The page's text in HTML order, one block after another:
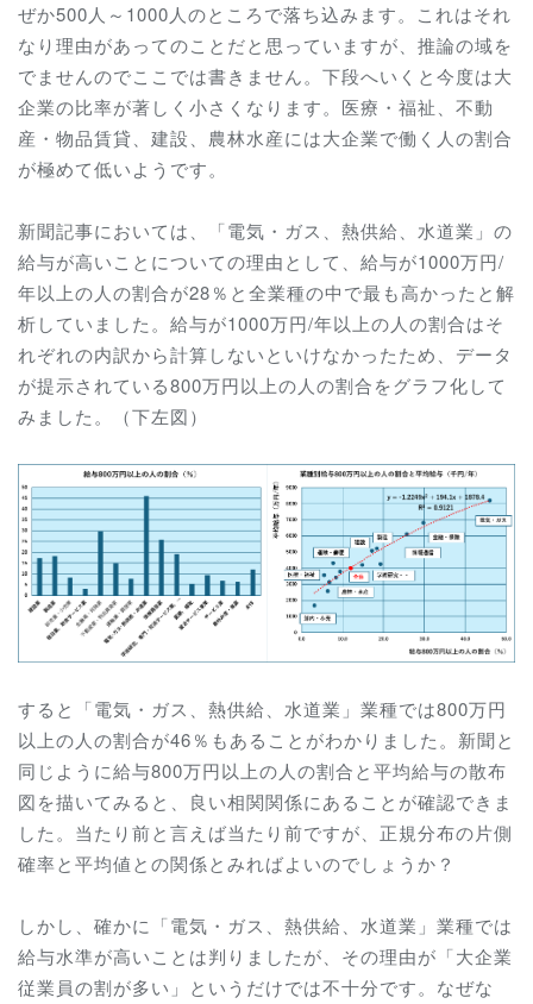
ぜか500人～1000人のところで落ち込みます。これはそれ
なり理由があってのことだと思っていますが、推論の域を
でませんのでここでは書きません。下段へいくと今度は大
企業の比率が著しく小さくなります。医療・福祉、不動
産・物品賃貸、建設、農林水産には大企業で働く人の割合
が極めて低いようです。
新聞記事においては、
「電気・ガス、熱供給、水道業」の
給与が高いことについての理由として、給与が1000万円/
年以上の人の割合が28％と全業種の中で最も高かったと解
析していました。 給与が1000万円/年以上の人の割合はそ
れぞれの内訳から計算しないといけなかったため、データ
が提示されている800万円以上の人の割合をグラフ化して
みました。（下左図）
すると 「電気・ガス、熱供給、水道業」業種では800万円
以上の人の割合が46％もあることがわかりました。新聞と
同じように給与800万円以上の人の割合と平均給与の散布
図を描いてみると、良い相関関係にあることが確認できま
した。当たり前と言えば当たり前ですが、正規分布の片側
確率と平均値との関係とみればよいのでしょうか？
しかし、確かに 「電気・ガス、熱供給、水道業」業種では
給与水準が高いことは判りましたが、その理由が「大企業
従業員の割が多い」というだけでは不十分です。なぜな